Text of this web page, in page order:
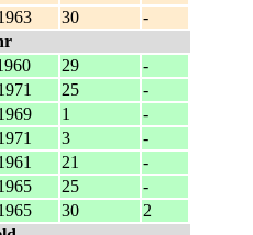
30
-
29
-
25
-
1
-
3
-
21
-
25
-
30
2